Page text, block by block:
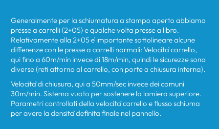
Generalmente per la schiumatura a stampo aperto abbiamo
presse a carrelli (2+05) e qualche volta presse a libro.
Relativamente alla 2+05 è importante sottolineare alcune
differenze con le presse a carrelli normali: Velocità carrello,
qui fino a 60m/min invece di 18m/min, quindi le sicurezze sono
diverse (reti attorno al carrello, con porte a chiusura interna).
Velocità di chiusura, qui a 50mm/sec invece dei comuni
30m/min. Sistema vuoto per sostenere la lamiera superiore.
Parametri controllati della velocità carrello e flusso schiuma
per avere la densità definita finale nel pannello.